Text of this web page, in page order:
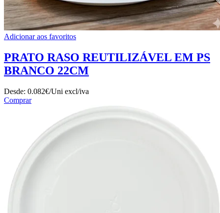
Adicionar aos favoritos
PRATO RASO REUTILIZÁVEL EM PS
BRANCO 22CM
Desde: 0.082€/Uni excl/iva
Comprar